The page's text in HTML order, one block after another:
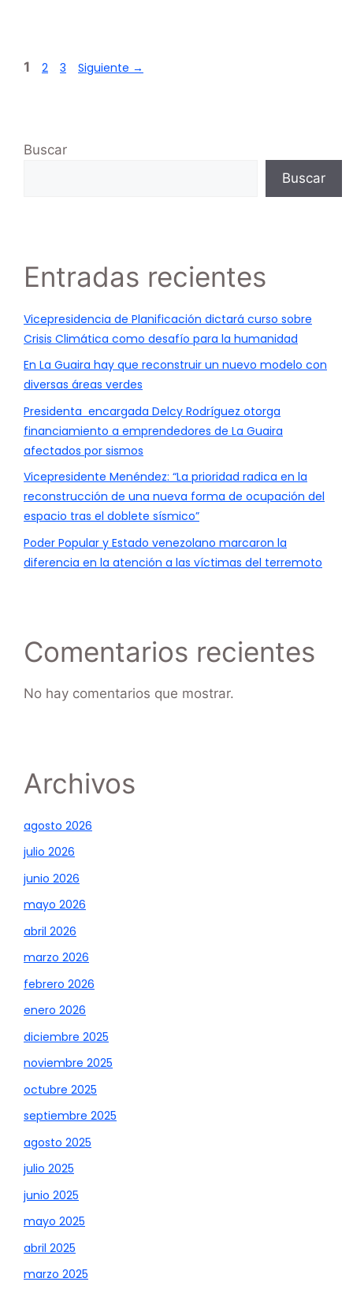
1 2 3 Siguiente →
Buscar
Buscar
Entradas recientes
Vicepresidencia de Planificación dictará curso sobre
Crisis Climática como desafío para la humanidad
En La Guaira hay que reconstruir un nuevo modelo con
diversas áreas verdes
Presidenta encargada Delcy Rodríguez otorga
financiamiento a emprendedores de La Guaira
afectados por sismos
Vicepresidente Menéndez: “La prioridad radica en la
reconstrucción de una nueva forma de ocupación del
espacio tras el doblete sísmico”
Poder Popular y Estado venezolano marcaron la
diferencia en la atención a las víctimas del terremoto
Comentarios recientes
No hay comentarios que mostrar.
Archivos
agosto 2026
julio 2026
junio 2026
mayo 2026
abril 2026
marzo 2026
febrero 2026
enero 2026
diciembre 2025
noviembre 2025
octubre 2025
septiembre 2025
agosto 2025
julio 2025
junio 2025
mayo 2025
abril 2025
marzo 2025